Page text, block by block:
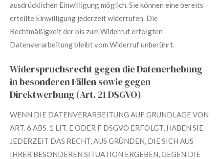
ausdrücklichen Einwilligung möglich. Sie können eine bereits
erteilte Einwilligung jederzeit widerrufen. Die
Rechtmäßigkeit der bis zum Widerruf erfolgten
Datenverarbeitung bleibt vom Widerruf unberührt.
Widerspruchsrecht gegen die Datenerhebung
in besonderen Fällen sowie gegen
Direktwerbung (Art. 21 DSGVO)
WENN DIE DATENVERARBEITUNG AUF GRUNDLAGE VON
ART. 6 ABS. 1 LIT. E ODER F DSGVO ERFOLGT, HABEN SIE
JEDERZEIT DAS RECHT, AUS GRÜNDEN, DIE SICH AUS
IHRER BESONDEREN SITUATION ERGEBEN, GEGEN DIE